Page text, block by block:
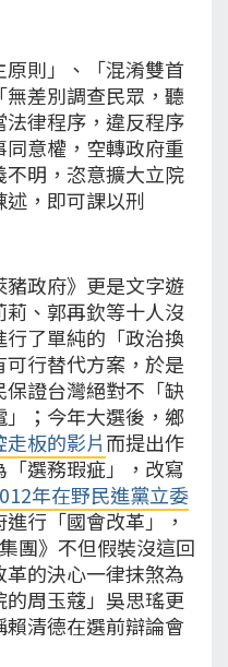
原則」、「混淆雙首
差別調查民眾，聽
律程序，違反程序
意權，空轉政府重
明，恣意擴大立院
，即可課以刑
政府》更是文字遊
、郭再欽等十人沒
了單純的「政治換
行替代方案，於是
證台灣絕對不「缺
；今年大選後，鄉
走板的影片而提出作
選務瑕疵」，改寫
年在野民進黨立委
行「國會改革」，
團》不但假裝沒這回
的決心一律抹煞為
的周玉蔻」吳思瑤更
清德在選前辯論會